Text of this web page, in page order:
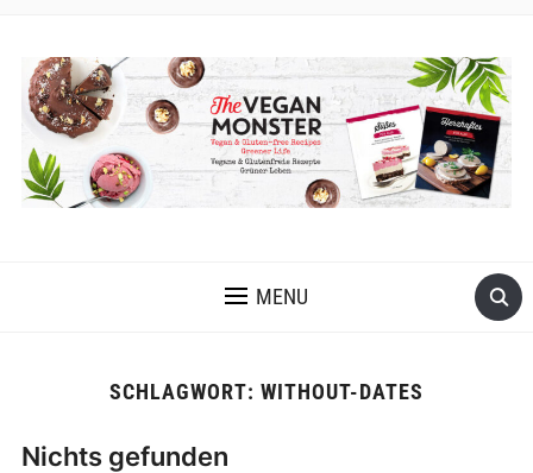
MENU
SCHLAGWORT: WITHOUT-DATES
Nichts gefunden